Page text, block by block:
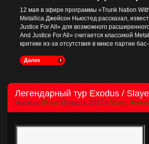
12 мая в эфире программы «Trunk Nation
Metallica Джейсон Ньюстед рассказал,
Justice For All» для возможного
And Justice For All» считается классикой
критике из-за отсутствия в миксе партии
Далее
Легендарный тур Exodus /
Написал Dimon 15 марта, 2017 в Slayer,